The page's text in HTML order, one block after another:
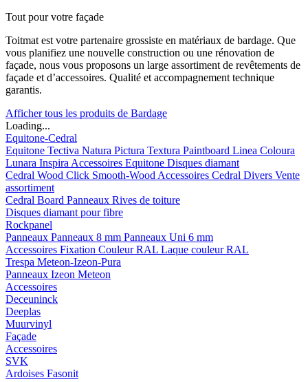
Tout pour votre façade
Toitmat est votre partenaire grossiste en matériaux de bardage. Que
vous planifiez une nouvelle construction ou une rénovation de
façade, nous vous proposons un large assortiment de revêtements de
façade et d’accessoires. Qualité et accompagnement technique
garantis.
Afficher tous les produits de Bardage
Loading...
Equitone-Cedral
Equitone Tectiva Natura Pictura Textura Paintboard Linea Coloura
Lunara Inspira Accessoires Equitone Disques diamant
Cedral Wood Click Smooth-Wood Accessoires Cedral Divers Vente
assortiment
Cedral Board Panneaux Rives de toiture
Disques diamant pour fibre
Rockpanel
Panneaux Panneaux 8 mm Panneaux Uni 6 mm
Accessoires Fixation Couleur RAL Laque couleur RAL
Trespa Meteon-Izeon-Pura
Panneaux Izeon Meteon
Accessoires
Deceuninck
Deeplas
Muurvinyl
Façade
Accessoires
SVK
Ardoises Fasonit